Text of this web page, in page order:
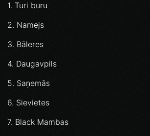
1. Turi buru
2. Namejs
3. Bāleres
4. Daugavpils
5. Saņemās
6. Sievietes
7. Black Mambas